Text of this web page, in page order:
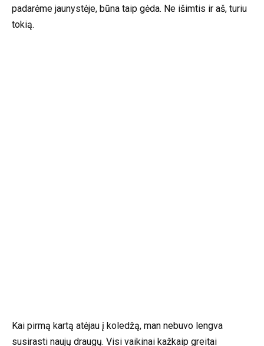
padarėme jaunystėje, būna taip gėda. Ne išimtis ir aš, turiu
tokią.
Kai pirmą kartą atėjau į koledžą, man nebuvo lengva
susirasti naujų draugų. Visi vaikinai kažkaip greitai